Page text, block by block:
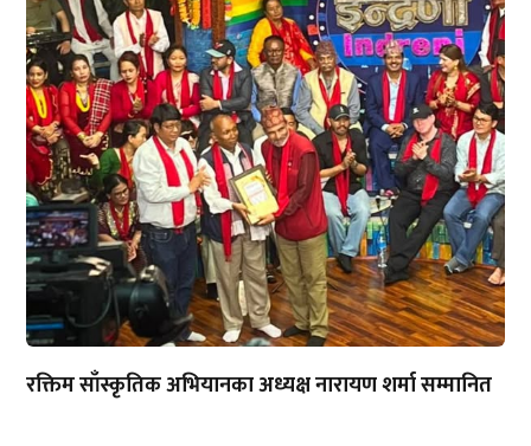
रक्तिम साँस्कृतिक अभियानका अध्यक्ष नारायण शर्मा सम्मानित